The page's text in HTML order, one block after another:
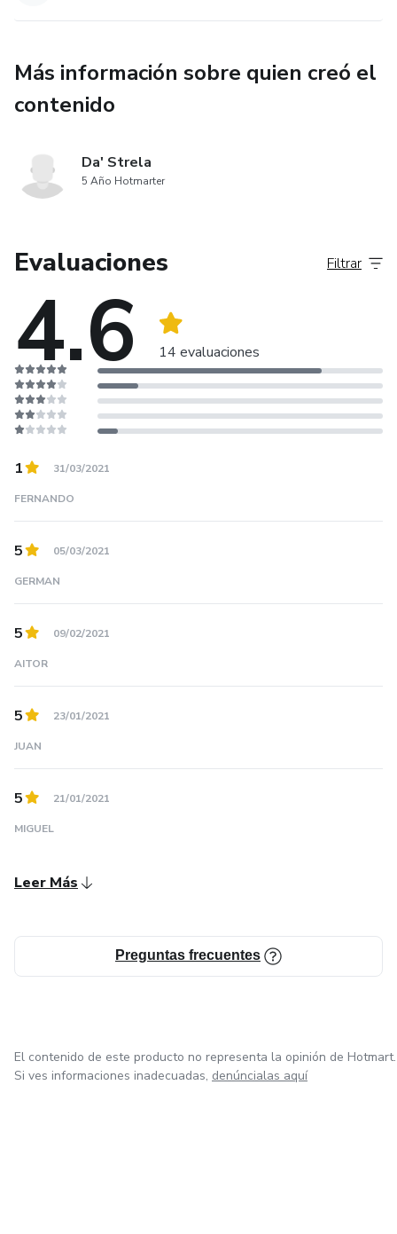
Más información sobre quien creó el
contenido
Da' Strela
5 Año Hotmarter
Evaluaciones
4.6 14 evaluaciones
Filtrar
1 31/03/2021
FERNANDO
5 05/03/2021
GERMAN
5 09/02/2021
AITOR
5 23/01/2021
JUAN
5 21/01/2021
MIGUEL
Leer Más
Preguntas frecuentes
El contenido de este producto no representa la opinión de Hotmart.
Si ves informaciones inadecuadas, denúncialas aquí